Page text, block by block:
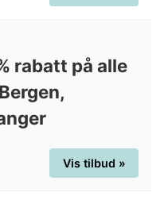
rabatt på alle
Vis tilbud »